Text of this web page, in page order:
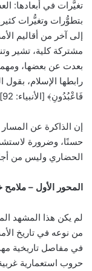
تغيُّرات في أبعادها:
بتطوُّرات وتغيُّرات
إلى آخر من أقاليم
مشتركة كلية، تشير
بعدت عن بعضها،
رابطها الإسلام، بقول
فَاعْبُدُونِ﴾ [الأنبياء: 92].
إن الذاكرة عن
حسنًا، وضرورة
الحضاري وليس من
المحور الأول –
لم يكن هذا المشهد
من نوعه في تاريخ
في مفاصل تاريخية
حروب استعمارية